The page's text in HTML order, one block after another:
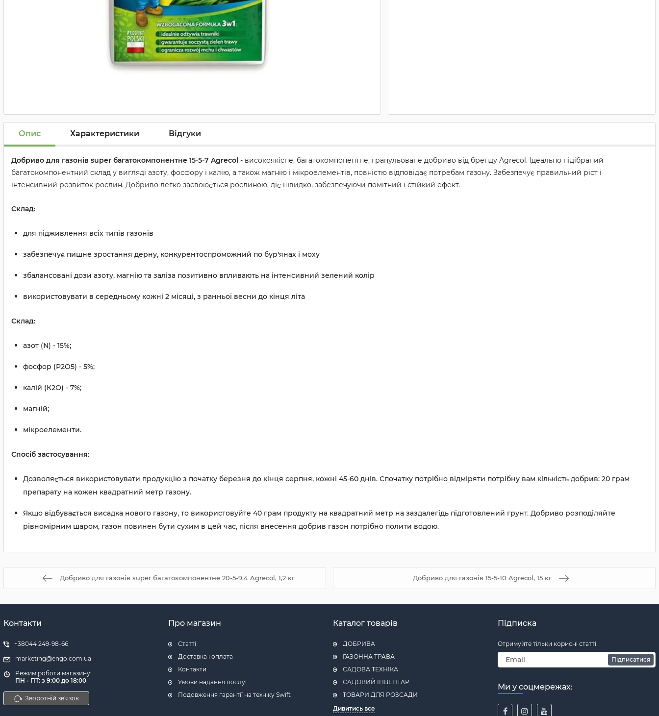
Опис Характеристики Відгуки
Добриво для газонів super багатокомпонентне 15-5-7 Agrecol - високоякісне, багатокомпонентне, гранульоване добриво від бренду Agrecol. Ідеально підібраний
багатокомпонентний склад у вигляді азоту, фосфору і калію, а також магнію і мікроелементів, повністю відповідає потребам газону. Забезпечує правильний ріст і
інтенсивний розвиток рослин. Добриво легко засвоюється рослиною, діє швидко, забезпечуючи помітний і стійкий ефект.
Склад:
для підживлення всіх типів газонів
забезпечує пишне зростання дерну, конкурентоспроможний по бур'янах і моху
збалансовані дози азоту, магнію та заліза позитивно впливають на інтенсивний зелений колір
використовувати в середньому кожні 2 місяці, з ранньої весни до кінця літа
Склад:
азот (N) - 15%;
фосфор (P2O5) - 5%;
калій (К2О) - 7%;
магній;
мікроелементи.
Спосіб застосування:
Дозволяється використовувати продукцію з початку березня до кінця серпня, кожні 45-60 днів. Спочатку потрібно відміряти потрібну вам кількість добрив: 20 грам
препарату на кожен квадратний метр газону.
Якщо відбувається висадка нового газону, то використовуйте 40 грам продукту на квадратний метр на заздалегідь підготовлений грунт. Добриво розподіляйте
рівномірним шаром, газон повинен бути сухим в цей час, після внесення добрив газон потрібно полити водою.
Добриво для газонів super багатокомпонентне 20-5-9,4 Agrecol, 1,2 кг Добриво для газонів 15-5-10 Agrecol, 15 кг
Контакти
+38044 249-98-66
marketing@engo.com.ua
Режим роботи магазину:
ПН - ПТ: з 9:00 до 18:00
Зворотній зв'язок
Про магазин
Статті
Доставка і оплата
Контакти
Умови надання послуг
Подовження гарантії на техніку Swift
Каталог товарів
ДОБРИВА
ГАЗОННА ТРАВА
САДОВА ТЕХНІКА
САДОВИЙ ІНВЕНТАР
ТОВАРИ ДЛЯ РОЗСАДИ
Дивитись все
Підписка
Отримуйте тільки корисні статті!
Підписатися
Ми у соцмережах: